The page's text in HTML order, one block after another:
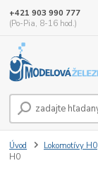
+421 903 990 777
(Po-Pia, 8-16 hod.)
Úvod Lokomotívy H0
H0